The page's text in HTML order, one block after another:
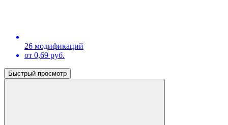
26 модификаций
от 0,69 руб.
Быстрый просмотр